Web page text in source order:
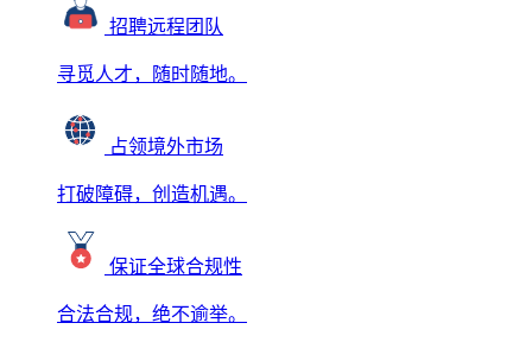
招聘远程团队
寻觅人才，随时随地。
占领境外市场
打破障碍，创造机遇。
保证全球合规性
合法合规，绝不逾举。